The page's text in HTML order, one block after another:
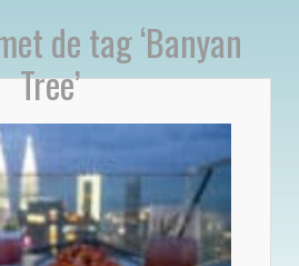
de tag ‘Banyan
Tree’